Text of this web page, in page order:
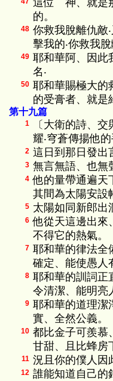
這位 神、就是
的。
48 你救我脫離仇敵
擊我的‧你救我脫
49 耶和華阿、因此
名‧
50 耶和華賜極大的
的受膏者、就是
第十九篇
1
〔大衛的詩、
耀‧穹蒼傳揚他的
2 這日到那日發出
3 無言無語、也無
4 他的量帶通遍
其間為太陽安設
5 太陽如同新郎出
6 他從天這邊出來
不得它的熱氣。
7 耶和華的律法全
確定、能使愚人
8 耶和華的訓詞正
令清潔、能明亮
9 耶和華的道理潔
實、全然公義。
10 都比金子可羨慕
甘甜、且比蜂房
11 況且你的僕人因
12 誰能知道自己的